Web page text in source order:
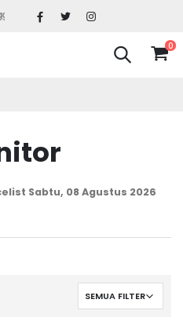
ke 4 : 09.00 - 14.30)
0
Sabtu, 08 Agustus 2026